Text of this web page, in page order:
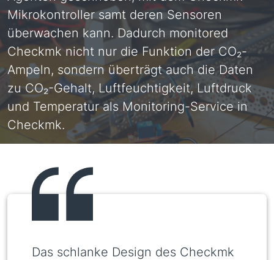
Mikrokontroller samt deren Sensoren
überwachen kann. Dadurch monitored
Checkmk nicht nur die Funktion der CO₂-
Ampeln, sondern überträgt auch die Daten
zu CO₂-Gehalt, Luftfeuchtigkeit, Luftdruck
und Temperatur als Monitoring-Service in
Checkmk.
Das schlanke Design des Checkmk